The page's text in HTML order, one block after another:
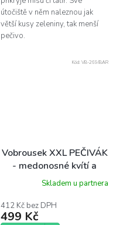
útočiště v něm naleznou jak
větší kusy zeleniny, tak menší
pečivo.
Vobrousek XXL PEČIVÁK
- medonosné kvítí a
včely
Skladem u partnera
412 Kč bez DPH
499 Kč
Kód: VB-269/BAR